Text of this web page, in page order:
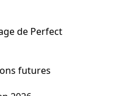
de Perfect
futures